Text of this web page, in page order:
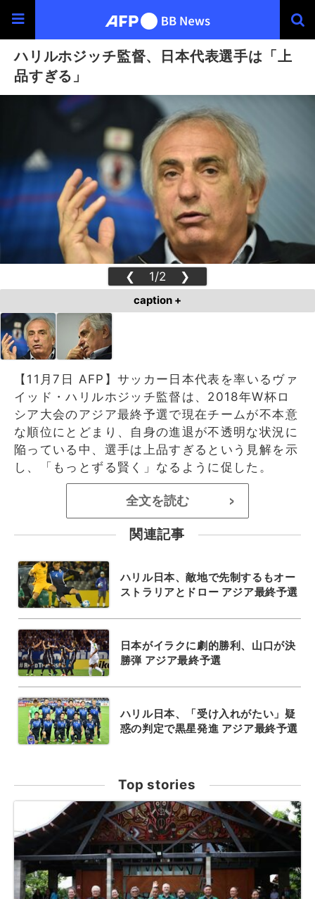
ハリルホジッチ監督、日本代表選手は「上
品すぎる」
❮ 1/2 ❯
caption +
【11月7日 AFP】サッカー日本代表を率いるヴァ
イッド・ハリルホジッチ監督は、2018年W杯ロ
シア大会のアジア最終予選で現在チームが不本意
な順位にとどまり、自身の進退が不透明な状況に
陥っている中、選手は上品すぎるという見解を示
し、「もっとずる賢く」なるように促した。
全文を読む >
関連記事
ハリル日本、敵地で先制するもオー
ストラリアとドロー アジア最終予選
日本がイラクに劇的勝利、山口が決
勝弾 アジア最終予選
ハリル日本、「受け入れがたい」疑
惑の判定で黒星発進 アジア最終予選
Top stories